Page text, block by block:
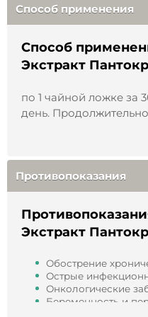
корень, боровая
многие другие. Все
животного
веществ, которые,
панты алтайского
целебных свойств.
Отсутствие
позволяет животному
чистый горный
источники и водоемы
природными солями
утоляют жажду
особенно полезными
эффекте при
Панты
мараловодств
Способ применения
Способ
Экстракт
по 1 чайной ложке за
день.
Противопоказания
Экстракт
Обострение
Острые
Онкологические
Беременность и
Кровотечения и